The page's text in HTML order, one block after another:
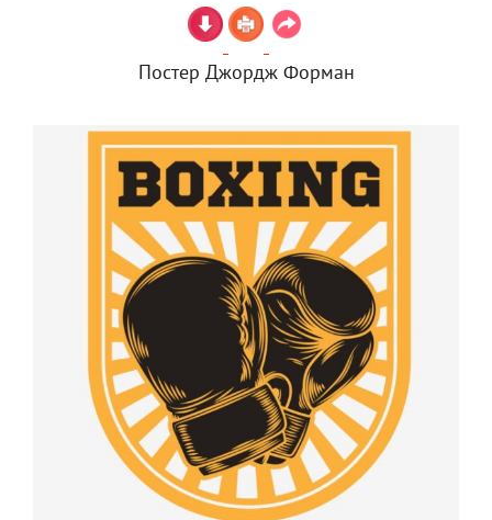
Постер Джордж Форман